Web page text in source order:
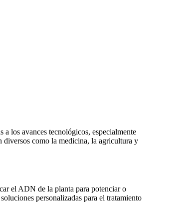
a los avances tecnológicos, especialmente
diversos como la medicina, la agricultura y
el ADN de la planta para potenciar o
personalizadas para el tratamiento